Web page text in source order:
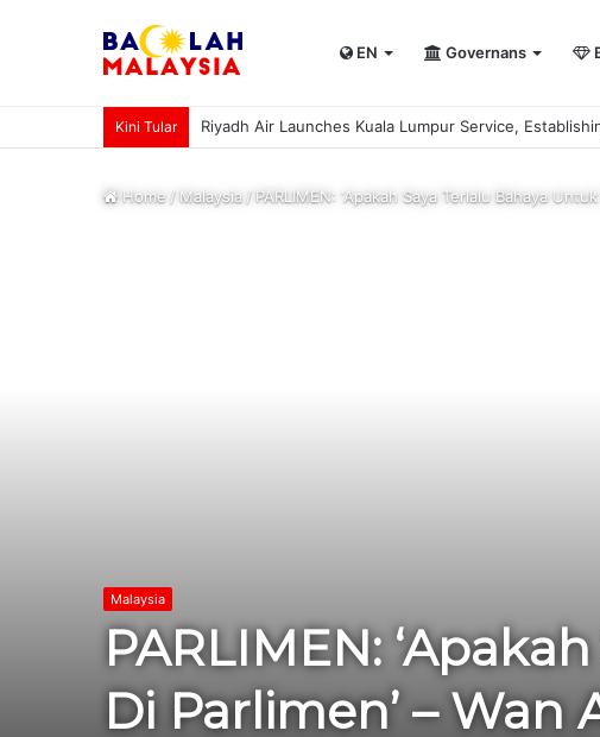
EN Governans
Kini Tular UPSI rangkul kejuaraan International University
Home/Malaysia/PARLIMEN: ‘Apakah Saya Terlalu Bahaya
Malaysia
PARLIMEN:
Di Parlimen’ – Wan